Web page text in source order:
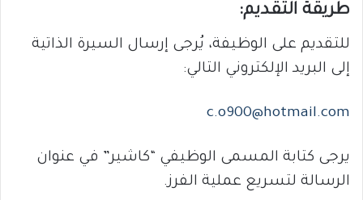
طريقة التقديم:
للتقديم على الوظيفة، يُرجى إرسال السيرة الذاتية
إلى البريد الإلكتروني التالي:
c.o900@hotmail.com
يرجى كتابة المسمى الوظيفي “كاشير” في عنوان
الرسالة لتسريع عملية الفرز.